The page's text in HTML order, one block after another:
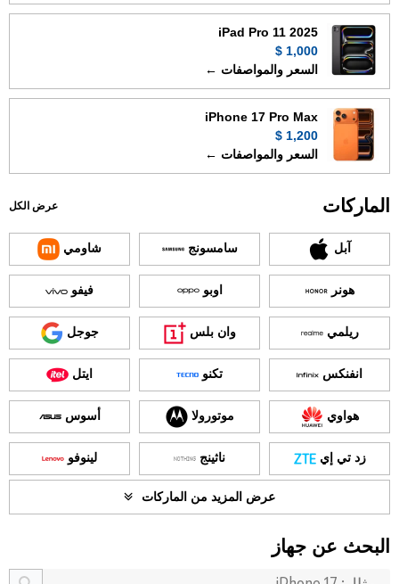
iPad Pro 11 2025
1,000 $
السعر والمواصفات ←
iPhone 17 Pro Max
1,200 $
السعر والمواصفات ←
الماركات عرض الكل
آبل سامسونج شاومي
هونر اوبو فيفو
ريلمي وان بلس جوجل
انفنكس تكنو ايتل
هواوي موتورولا أسوس
زد تي إي ناثينج لينوفو
عرض المزيد من الماركات
البحث عن جهاز